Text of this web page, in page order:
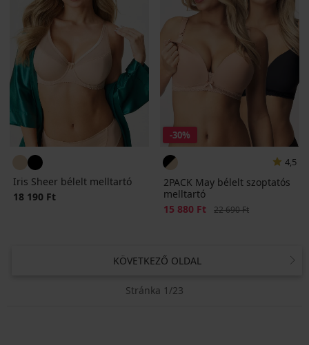
Iris Sheer bélelt melltartó
18 190 Ft
-30%
4,5
2PACK May bélelt szoptatós
melltartó
Kedvezmény
15 880 Ft Eredeti ár
22 690 Ft
KÖVETKEZŐ OLDAL
Stránka 1/23